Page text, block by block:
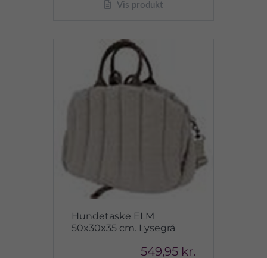
Vis produkt
Hundetaske ELM
50x30x35 cm. Lysegrå
549,95 kr.